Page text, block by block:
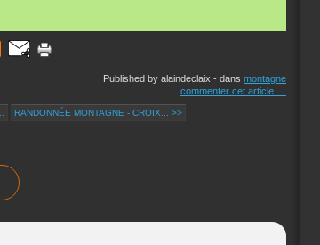
Published by alaindeclaix - dans montagne
commenter cet article
RANDONNÉE MONTAGNE - CROIX... >>